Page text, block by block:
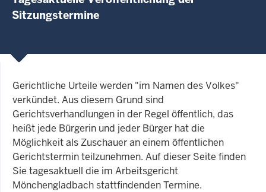
Sitzungstermine
Gerichtliche Urteile werden "im Namen des Volkes"
verkündet. Aus diesem Grund sind
Gerichtsverhandlungen in der Regel öffentlich, das
heißt jede Bürgerin und jeder Bürger hat die
Möglichkeit als Zuschauer an einem öffentlichen
Gerichtstermin teilzunehmen. Auf dieser Seite finden
Sie tagesaktuell die im Arbeitsgericht
Mönchengladbach stattfindenden Termine.